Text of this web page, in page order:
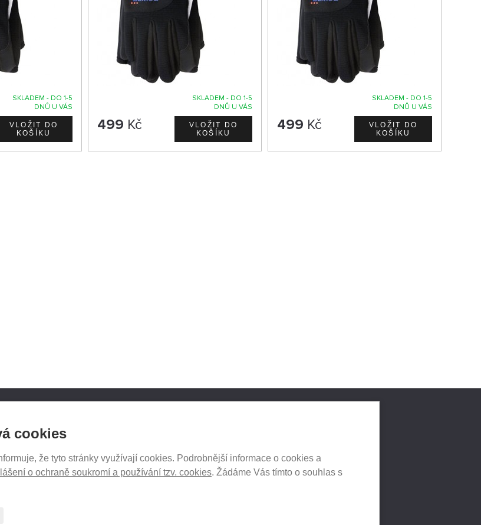
SKLADEM - DO 1-5
DNŮ U VÁS
SKLADEM - DO 1-5
DNŮ U VÁS
499 Kč
SKLADEM - DO 1-5
DNŮ U VÁS
499 Kč
cookies
že tyto stránky využívají cookies. Podrobnější informace o cookies a
o ochraně soukromí a používání tzv. cookies. Žádáme Vás tímto o souhlas s